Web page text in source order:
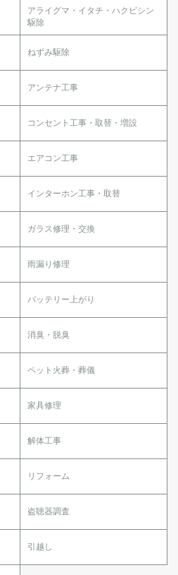
アライグマ・イタチ・ハクビシン
駆除
ねずみ駆除
アンテナ工事
コンセント工事・取替・増設
エアコン工事
インターホン工事・取替
ガラス修理・交換
雨漏り修理
バッテリー上がり
消臭・脱臭
ペット火葬・葬儀
家具修理
解体工事
リフォーム
盗聴器調査
引越し